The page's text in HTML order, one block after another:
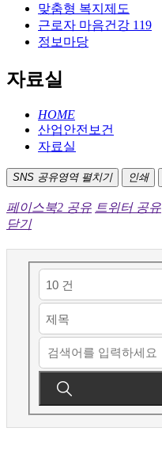
맞춤형 복지제도
근로자 마음건강 119
정보마당
자료실
HOME
산업안전보건
자료실
SNS 공유영역 펼치기 인쇄
페이스북2 공유 트위터 공유
닫기